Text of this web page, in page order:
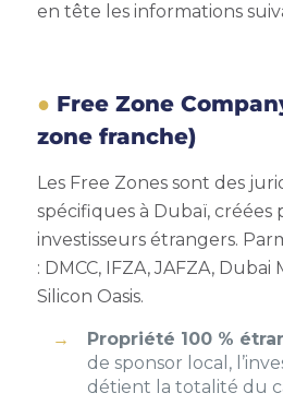
en tête les informations
Free Zone
zone franche)
Les Free Zones sont des
spécifiques à Dubaï,
investisseurs étrangers.
: DMCC, IFZA, JAFZA, Dubai
Silicon Oasis.
Propriété 100 %
de sponsor local,
détient la totalité du